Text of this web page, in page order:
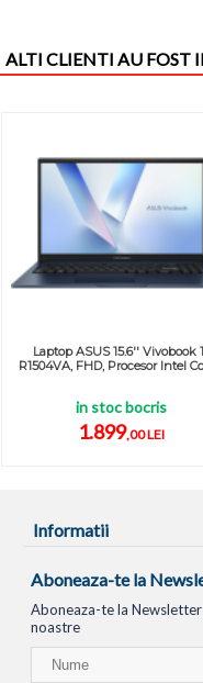
ALTI CLIENTI AU FOST
Laptop ASUS 15.6'' Vivobook
R1504VA, FHD, Procesor Intel
in stoc bocris
1.899,00 LEI
Informatii
Aboneaza-te la
Aboneaza-te la
noastre